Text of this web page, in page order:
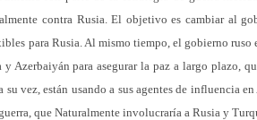
contra Rusia. El objetivo es cambiar al
para Rusia. Al mismo tiempo, el gobierno
Azerbaiyán para asegurar la paz a largo plazo,
vez, están usando a sus agentes de influencia
que Naturalmente involucraría a Rusia y